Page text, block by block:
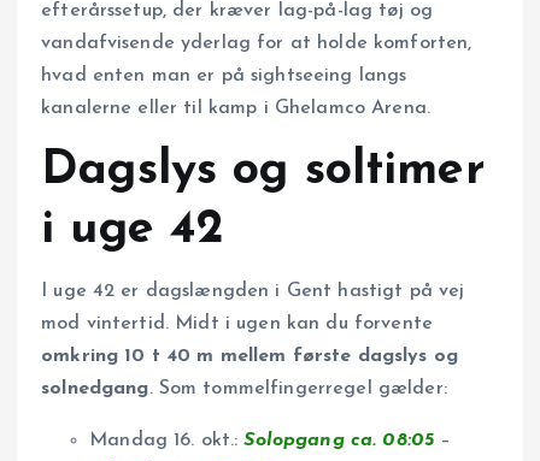
efterårssetup, der kræver lag-på-lag tøj og
vandafvisende yderlag for at holde komforten,
hvad enten man er på sightseeing langs
kanalerne eller til kamp i Ghelamco Arena.
Dagslys og soltimer
i uge 42
I uge 42 er dagslængden i Gent hastigt på vej
mod vintertid. Midt i ugen kan du forvente
omkring 10 t 40 m mellem første dagslys og
solnedgang. Som tommelfingerregel gælder:
Mandag 16. okt.:Solopgang ca. 08:05 –